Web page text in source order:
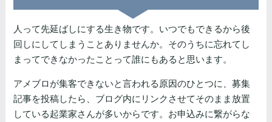
人って先延ばしにする生き物です。いつでもできるから後
回しにしてしまうことありませんか。そのうちに忘れてし
まってできなかったことって誰にもあると思います。
アメブロが集客できないと言われる原因のひとつに、募集
記事を投稿したら、ブログ内にリンクさせてそのまま放置
している起業家さんが多いからです。お申込みに繋がらな